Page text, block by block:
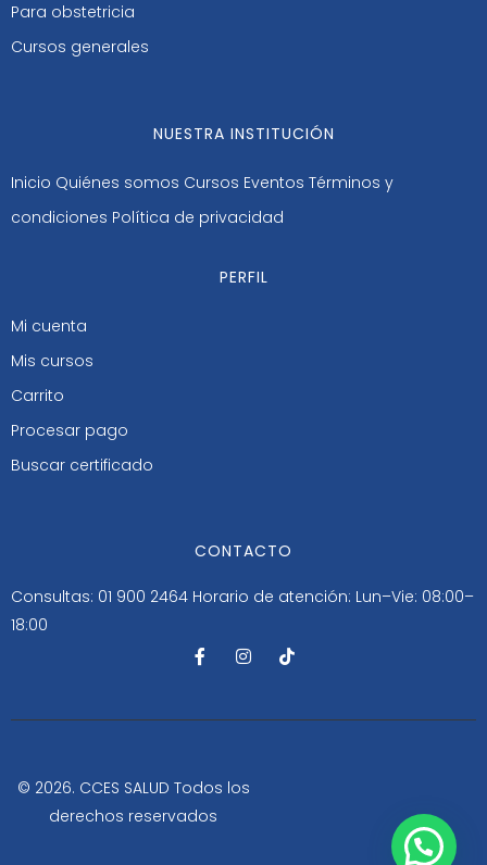
Para obstetricia
Cursos generales
NUESTRA INSTITUCIÓN
Inicio Quiénes somos Cursos Eventos Términos y
condiciones Política de privacidad
PERFIL
Mi cuenta
Mis cursos
Carrito
Procesar pago
Buscar certificado
CONTACTO
Consultas: 01 900 2464 Horario de atención: Lun–Vie: 08:00–
18:00
F
a
b
-
I
n
a
m
T
i
o
© 2026. CCES SALUD Todos los
derechos reservados